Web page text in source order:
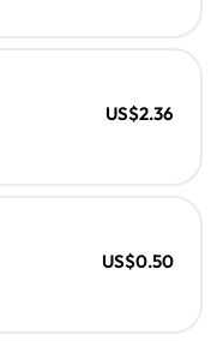
US$2.36
US$0.50